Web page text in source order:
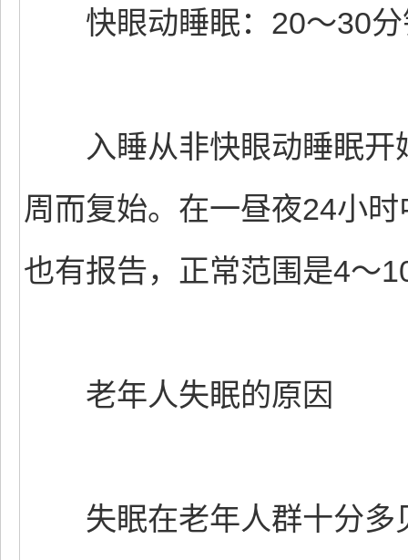
快眼动睡眠：20～30分
入睡从非快眼动睡眠开
周而复始。在一昼夜24小
也有报告，正常范围是4～
老年人失眠的原因
失眠在老年人群十分多